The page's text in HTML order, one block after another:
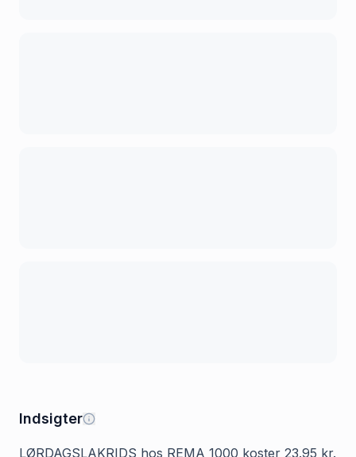
Indsigter
LØRDAGSLAKRIDS hos REMA 1000 koster 23.95 kr.